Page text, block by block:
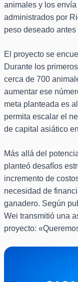
animales y los
administrados por
peso deseado
El proyecto se
Durante los
cerca de 700
aumentar ese
meta planteada es
permita escalar el
de capital asiático
Más allá del
planteó desafíos
incremento de
necesidad de
ganadero. Según
Wei transmitió una
proyecto: